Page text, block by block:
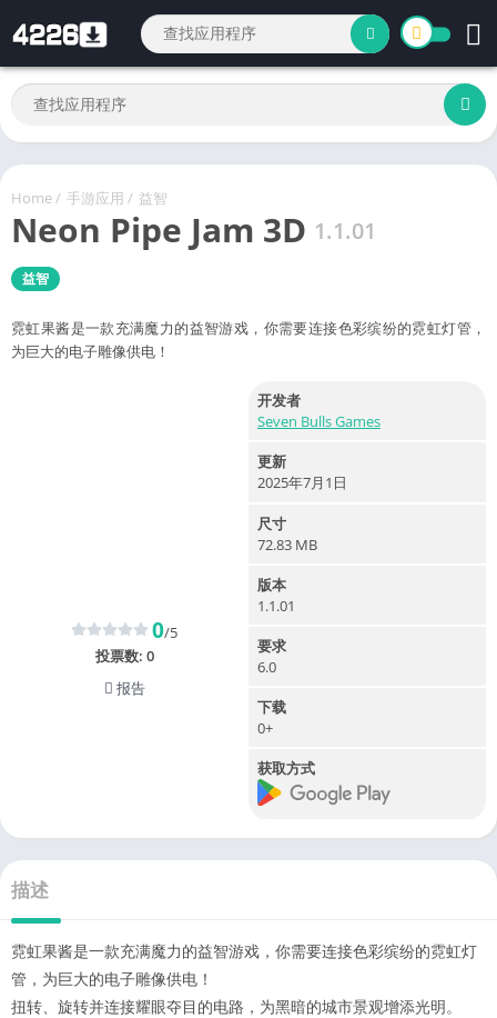
Home/ 手游应用 / 益智
Neon Pipe Jam 3D 1.1.01
益智
霓虹果酱是一款充满魔力的益智游戏，你需要连接色彩缤纷的霓虹灯管，
为巨大的电子雕像供电！
0/5
投票数: 0
报告
开发者
Seven Bulls Games
更新
2025年7月1日
尺寸
72.83 MB
版本
1.1.01
要求
6.0
下载
0+
获取方式
描述
霓虹果酱是一款充满魔力的益智游戏，你需要连接色彩缤纷的霓虹灯
管，为巨大的电子雕像供电！
扭转、旋转并连接耀眼夺目的电路，为黑暗的城市景观增添光明。